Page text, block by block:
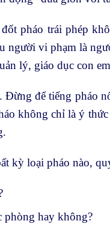
pháo trái phép
người vi phạm là
lý, giáo dục con
để tiếng pháo
không chỉ là ý
kỳ loại pháo nào,
phòng hay không?